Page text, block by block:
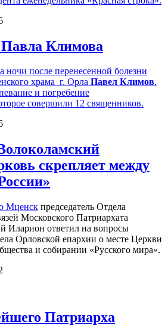
Климова
ночи после перенесенной болезни
храма г. Орла Павел Климов.
и погребение
совершили 12 священников.
cкрепляет между
Мценск председатель Отдела
Московского Патриархата
Иларион ответил на вопросы
Орловской епархии о месте Церкви
и собирании «Русского мира».
Патриарха